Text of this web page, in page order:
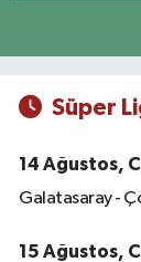
Süper
14 Ağustos,
Galatasaray -
15 Ağustos,